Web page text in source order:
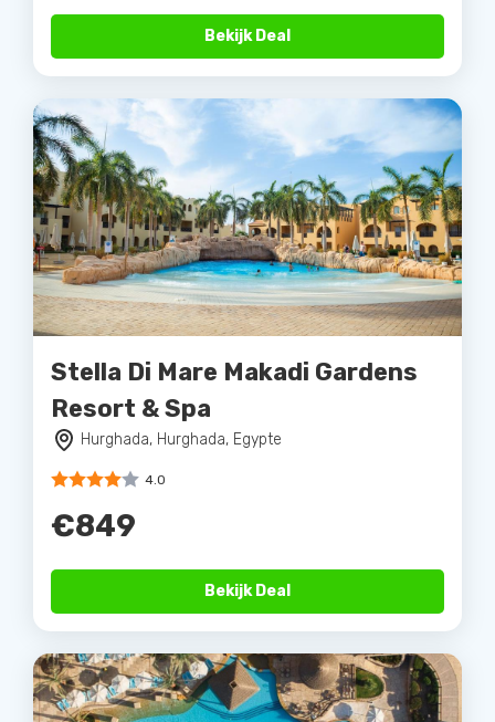
Bekijk Deal
Stella Di Mare Makadi Gardens
Resort & Spa
Hurghada, Hurghada, Egypte
4.0
€849
Bekijk Deal